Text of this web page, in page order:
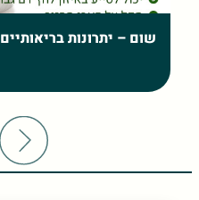
שום – יתרונות בריאותיים